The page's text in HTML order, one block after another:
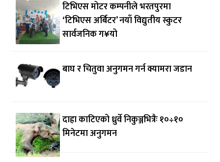
टिभिएस मोटर कम्पनीले भरतपुरमा
‘टिभिएस अर्बिटर’ नयाँ विद्युतीय स्कुटर
सार्वजनिक ग¥यो
बाघ र चितुवा अनुगमन गर्न क्यामरा जडान
दाह्रा काटिएको ध्रुर्वे निकुञ्जभित्रैः १०÷१०
मिनेटमा अनुगमन